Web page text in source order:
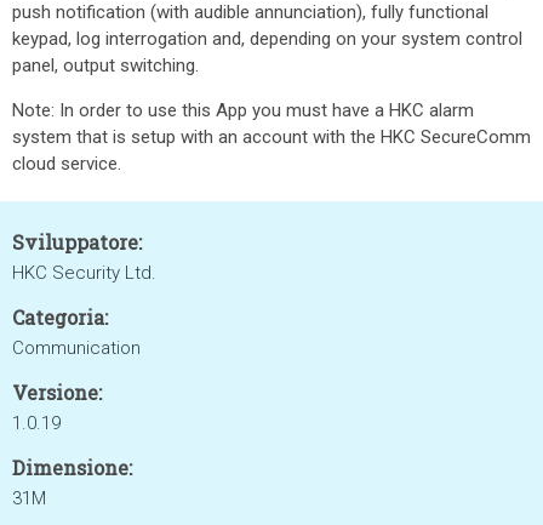
push notification (with audible annunciation), fully functional
keypad, log interrogation and, depending on your system control
panel, output switching.
Note: In order to use this App you must have a HKC alarm
system that is setup with an account with the HKC SecureComm
cloud service.
Sviluppatore:
HKC Security Ltd.
Categoria:
Communication
Versione:
1.0.19
Dimensione:
31M